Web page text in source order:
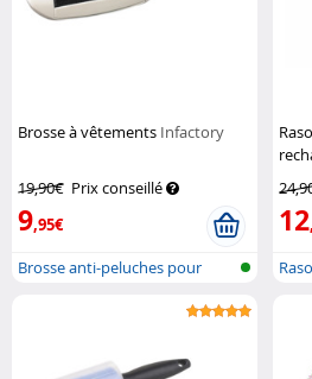
Brosse à vêtements Infactory
19,90€ Prix conseillé
9,95€
Brosse anti-peluches pour
12